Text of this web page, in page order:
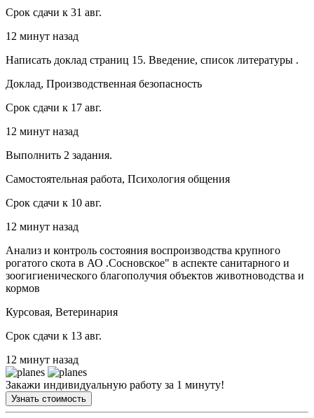
Срок сдачи к 31 авг.
12 минут назад
Написать доклад страниц 15. Введение, список литературы .
Доклад, Производственная безопасность
Срок сдачи к 17 авг.
12 минут назад
Выполнить 2 задания.
Самостоятельная работа, Психология общения
Срок сдачи к 10 авг.
12 минут назад
Анализ и контроль состояния воспроизводства крупного
рогатого скота в АО .Сосновское" в аспекте санитарного и
зоогигиенического благополучия объектов животноводства и
кормов
Курсовая, Ветеринария
Срок сдачи к 13 авг.
12 минут назад
Закажи индивидуальную работу за 1 минуту!
Узнать стоимость